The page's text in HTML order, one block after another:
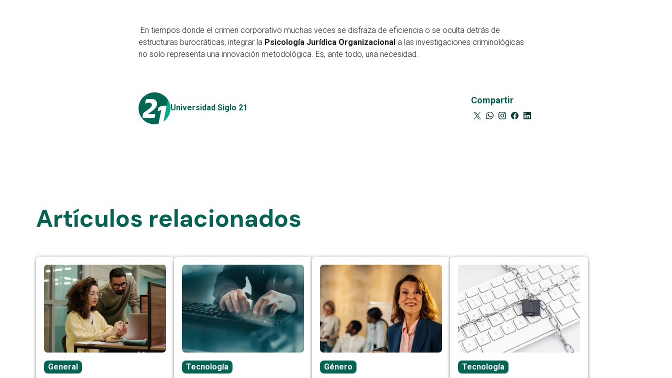
En tiempos donde el crimen corporativo muchas veces se disfraza de eficiencia o se oculta detrás de
estructuras burocráticas, integrar la Psicología Jurídica Organizacional a las investigaciones criminológicas
no solo representa una innovación metodológica. Es, ante todo, una necesidad.
Universidad Siglo 21
Compartir
Artículos relacionados
General
Tecnología
Género
Tecnología